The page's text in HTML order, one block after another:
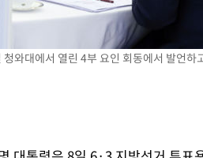
와대에서 열린 4부 요인 회동에서 발언